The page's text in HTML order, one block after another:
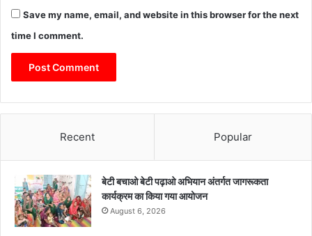
Save my name, email, and website in this browser for the next
time I comment.
Recent Popular
बेटी बचाओ बेटी पढ़ाओ अभियान अंतर्गत जागरूकता
कार्यक्रम का किया गया आयोजन
August 6, 2026